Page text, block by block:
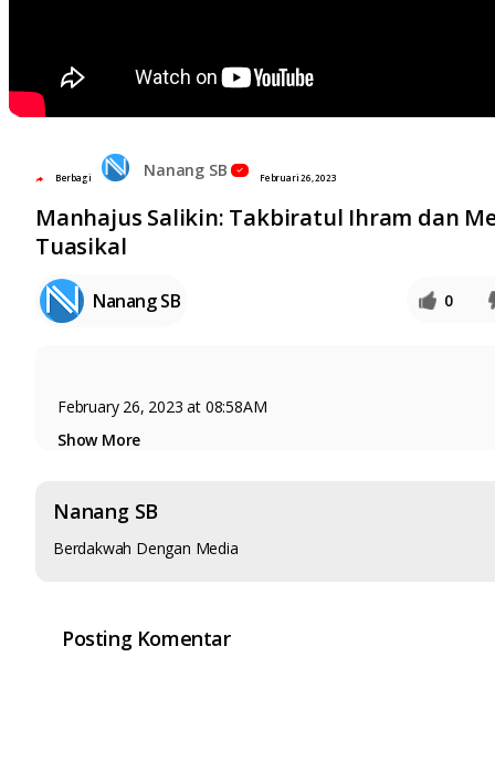
Berbagi Nanang SB Februari 26, 2023
Manhajus Salikin: Takbiratul Ihram dan
Tuasikal
Nanang SB 0
February 26, 2023 at 08:58AM
Show More
Nanang SB
Berdakwah Dengan Media
Posting Komentar